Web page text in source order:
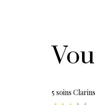
5 soins